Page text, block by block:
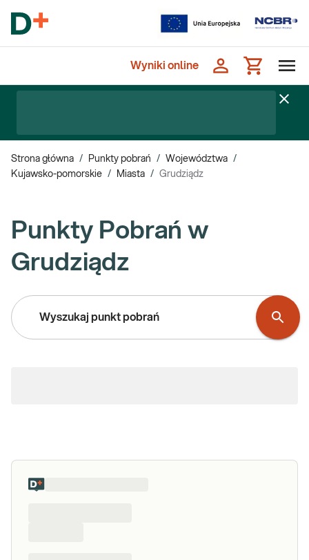
Wyniki online
Strona główna / Punkty pobrań / Województwa /
Kujawsko-pomorskie / Miasta / Grudziądz
Punkty Pobrań w
Grudziądz